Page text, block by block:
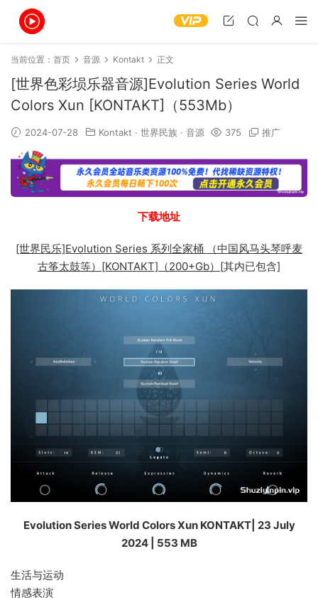
当前位置： 首页 音源 Kontakt 正文
[世界色彩埙乐器音源]Evolution Series World
Colors Xun [KONTAKT]（553Mb）
2024-07-28 Kontakt · 世界民族 · 音源 375 推广
下载地址
[世界民乐]Evolution Series 系列全家桶 （中国风马头琴呼麦
古筝太鼓等）[KONTAKT]（200+Gb） [其内已包含]
Evolution Series World Colors Xun KONTAKT| 23 July
2024 | 553 MB
生活与运动
情感表演